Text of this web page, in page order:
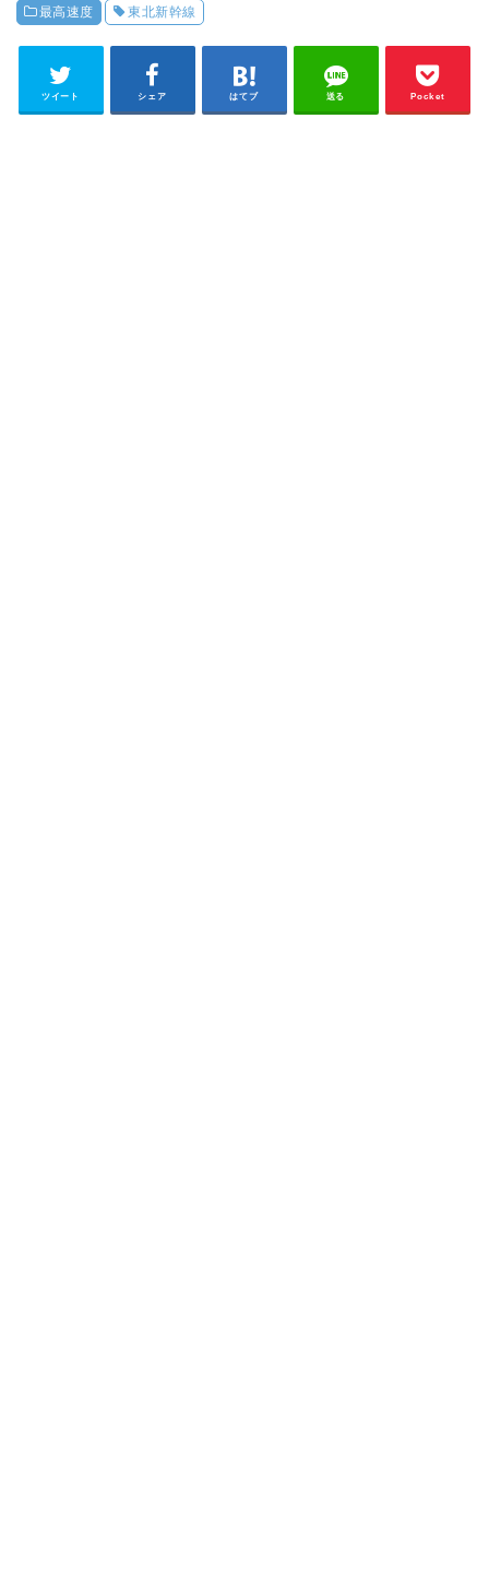
最高速度 東北新幹線
ツイート シェア はてブ 送る Pocket